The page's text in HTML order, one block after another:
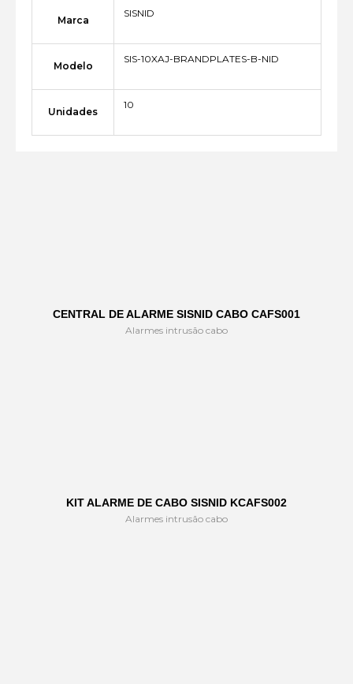
Marca
SISNID
Modelo
SIS-10XAJ-BRANDPLATES-B-NID
Unidades
10
CENTRAL DE ALARME SISNID CABO CAFS001
Alarmes intrusão cabo
KIT ALARME DE CABO SISNID KCAFS002
Alarmes intrusão cabo